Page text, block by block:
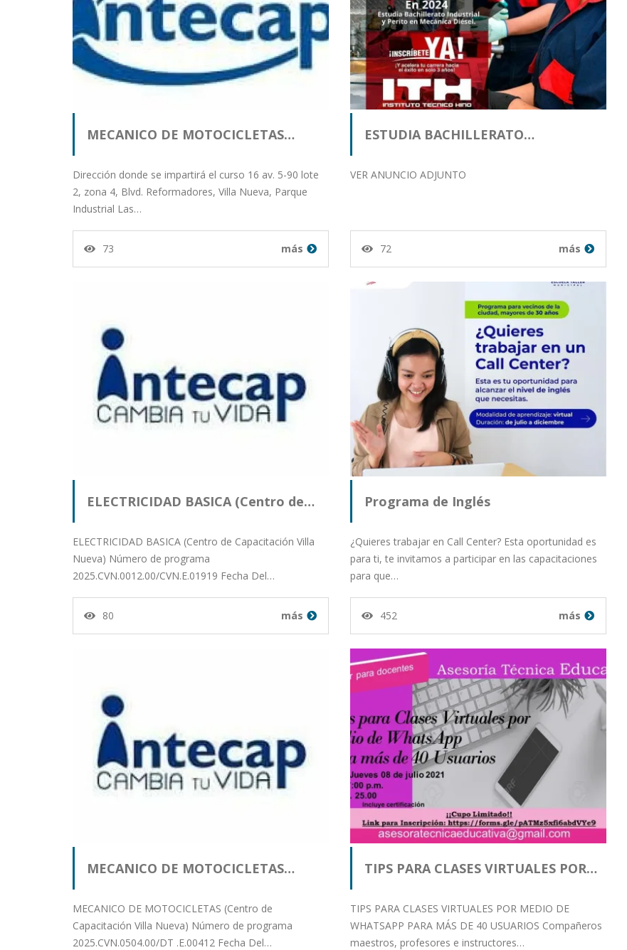
MECANICO DE MOTOCICLETAS…
Dirección donde se impartirá el curso 16 av. 5-90 lote
2, zona 4, Blvd. Reformadores, Villa Nueva, Parque
Industrial Las…
73 más
ESTUDIA BACHILLERATO…
VER ANUNCIO ADJUNTO
72 más
ELECTRICIDAD BASICA (Centro de…
ELECTRICIDAD BASICA (Centro de Capacitación Villa
Nueva) Número de programa
2025.CVN.0012.00/CVN.E.01919 Fecha Del…
80 más
Programa de Inglés
¿Quieres trabajar en Call Center? Esta oportunidad es
para ti, te invitamos a participar en las capacitaciones
para que…
452 más
MECANICO DE MOTOCICLETAS…
MECANICO DE MOTOCICLETAS (Centro de
Capacitación Villa Nueva) Número de programa
2025.CVN.0504.00/DT .E.00412 Fecha Del…
TIPS PARA CLASES VIRTUALES POR…
TIPS PARA CLASES VIRTUALES POR MEDIO DE
WHATSAPP PARA MÁS DE 40 USUARIOS Compañeros
maestros, profesores e instructores…